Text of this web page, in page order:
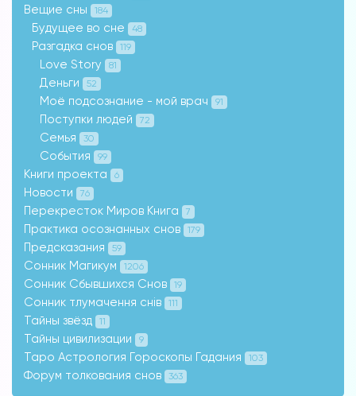
Вещие сны 184
Будущее во сне 48
Разгадка снов 119
Love Story 81
Деньги 52
Моё подсознание - мой врач 91
Поступки людей 72
Семья 30
События 99
Книги проекта 6
Новости 76
Перекресток Миров Книга 7
Практика осознанных снов 179
Предсказания 59
Сонник Магикум 1206
Сонник Сбывшихся Снов 19
Сонник тлумачення снів 111
Тайны звёзд 11
Тайны цивилизации 9
Таро Астрология Гороскопы Гадания 103
Форум толкования снов 363